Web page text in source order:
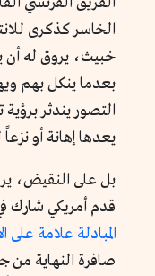
الخاسر كذكرى
خبيث، يروق له أن
بعدما ينكل بهم
التصور يندثر
يعدها إهانة أو
بل على النقيض،
قدم أمريكي شارك في
المبادلة علامة على
صافرة النهاية